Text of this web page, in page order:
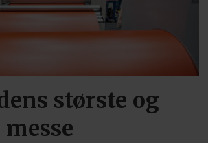
største og